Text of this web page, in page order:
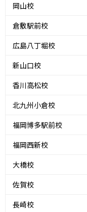
岡山校
倉敷駅前校
広島八丁堀校
新山口校
香川高松校
北九州小倉校
福岡博多駅前校
福岡西新校
大橋校
佐賀校
長崎校